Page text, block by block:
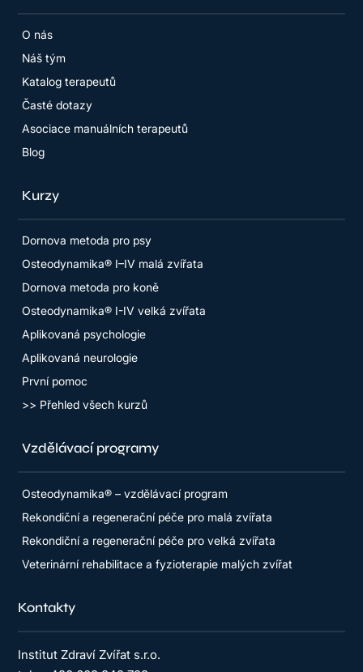
O nás
Náš tým
Katalog terapeutů
Časté dotazy
Asociace manuálních terapeutů
Blog
Kurzy
Dornova metoda pro psy
Osteodynamika® I–IV malá zvířata
Dornova metoda pro koně
Osteodynamika® I-IV velká zvířata
Aplikovaná psychologie
Aplikovaná neurologie
První pomoc
>> Přehled všech kurzů
Vzdělávací programy
Osteodynamika® – vzdělávací program
Rekondiční a regenerační péče pro malá zvířata
Rekondiční a regenerační péče pro velká zvířata
Veterinární rehabilitace a fyzioterapie malých zvířat
Kontakty
Institut Zdraví Zvířat s.r.o.